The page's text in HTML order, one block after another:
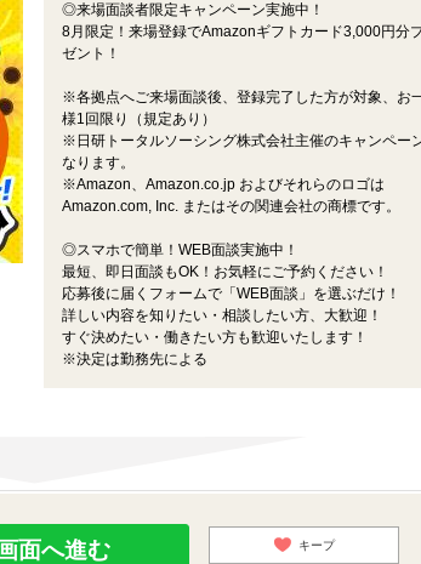
◎来場面談者限定キャンペーン実施中！
8月限定！来場登録でAmazonギフトカード3,000円分
ゼント！
※各拠点へご来場面談後、登録完了した方が対象、お
様1回限り（規定あり）
※日研トータルソーシング株式会社主催のキャンペー
なります。
※Amazon、Amazon.co.jp およびそれらのロゴは
Amazon.com, Inc. またはその関連会社の商標です。
◎スマホで簡単！WEB面談実施中！
最短、即日面談もOK！お気軽にご予約ください！
応募後に届くフォームで「WEB面談」を選ぶだけ！
詳しい内容を知りたい・相談したい方、大歓迎！
すぐ決めたい・働きたい方も歓迎いたします！
※決定は勤務先による
面へ進む キープ